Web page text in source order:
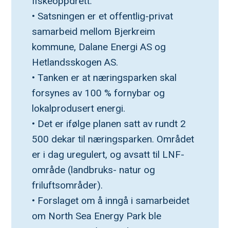
• Satsningen er et offentlig-privat
samarbeid mellom Bjerkreim
kommune, Dalane Energi AS og
Hetlandsskogen AS.
• Tanken er at næringsparken skal
forsynes av 100 % fornybar og
lokalprodusert energi.
• Det er ifølge planen satt av rundt 2
500 dekar til næringsparken. Området
er i dag uregulert, og avsatt til LNF-
område (landbruks- natur og
friluftsområder).
• Forslaget om å inngå i samarbeidet
om North Sea Energy Park ble